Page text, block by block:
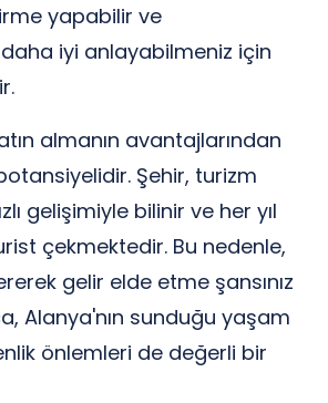
yapabilir ve
iyi anlayabilmeniz için
almanın avantajlarından
Şehir, turizm
gelişimiyle bilinir ve her yıl
çekmektedir. Bu nedenle,
gelir elde etme şansınız
Alanya'nın sunduğu yaşam
önlemleri de değerli bir